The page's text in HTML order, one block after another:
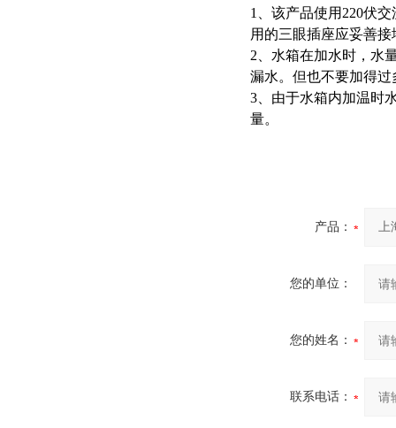
1、该产品使用220伏
用的三眼插座应妥善接
2、水箱在加水时，水
漏水。但也不要加得
3、由于水箱内加温时
量。
产品：
您的单位：
您的姓名：
联系电话：